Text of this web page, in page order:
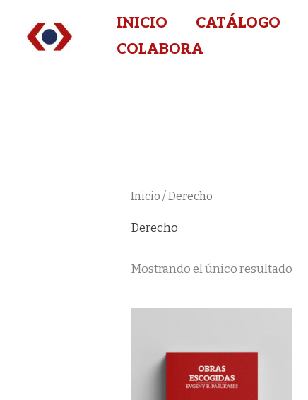
contenido
INICIO CATÁLOGO
COLABORA
Inicio / Derecho
Derecho
Mostrando el único resultado